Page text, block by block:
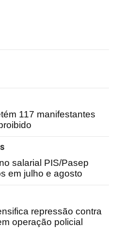
117 manifestantes
salarial PIS/Pasep
em julho e agosto
repressão contra
operação policial